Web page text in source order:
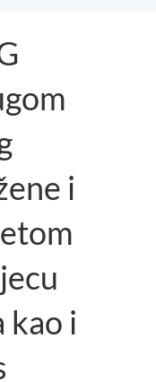
i
kao i